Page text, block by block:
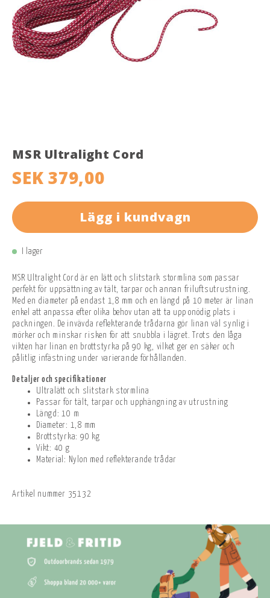
MSR Ultralight Cord
SEK 379,00
Lägg i kundvagn
I lager
MSR Ultralight Cord är en lätt och slitstark stormlina som passar
perfekt för uppsättning av tält, tarpar och annan friluftsutrustning.
Med en diameter på endast 1,8 mm och en längd på 10 meter är linan
enkel att anpassa efter olika behov utan att ta upp onödig plats i
packningen. De invävda reflekterande trådarna gör linan väl synlig i
mörker och minskar risken för att snubbla i lägret. Trots den låga
vikten har linan en brottstyrka på 90 kg, vilket ger en säker och
pålitlig infästning under varierande förhållanden.
Detaljer och specifikationer
Ultralätt och slitstark stormlina
Passar för tält, tarpar och upphängning av utrustning
Längd: 10 m
Diameter: 1,8 mm
Brottstyrka: 90 kg
Vikt: 40 g
Material: Nylon med reflekterande trådar
Artikel nummer 35132